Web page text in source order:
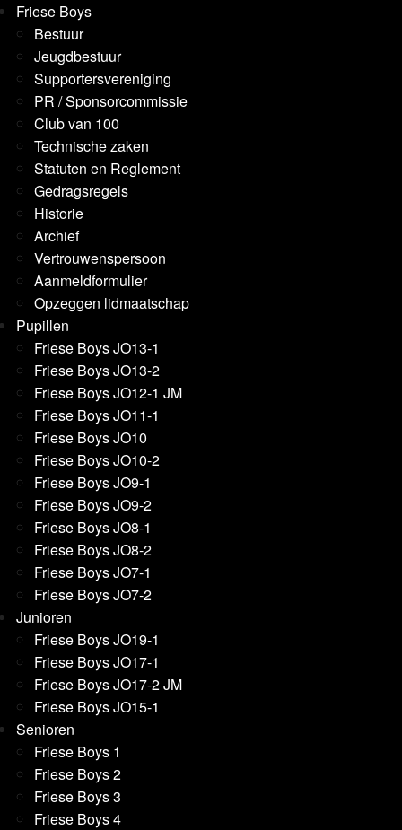
Friese Boys
Bestuur
Jeugdbestuur
Supportersvereniging
PR / Sponsorcommissie
Club van 100
Technische zaken
Statuten en Reglement
Gedragsregels
Historie
Archief
Vertrouwenspersoon
Aanmeldformulier
Opzeggen lidmaatschap
Pupillen
Friese Boys JO13-1
Friese Boys JO13-2
Friese Boys JO12-1 JM
Friese Boys JO11-1
Friese Boys JO10
Friese Boys JO10-2
Friese Boys JO9-1
Friese Boys JO9-2
Friese Boys JO8-1
Friese Boys JO8-2
Friese Boys JO7-1
Friese Boys JO7-2
Junioren
Friese Boys JO19-1
Friese Boys JO17-1
Friese Boys JO17-2 JM
Friese Boys JO15-1
Senioren
Friese Boys 1
Friese Boys 2
Friese Boys 3
Friese Boys 4